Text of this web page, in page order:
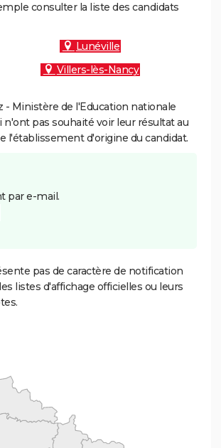
consulter la liste des candidats
Lunéville
Villers-lès-Nancy
- Ministère de l'Education nationale
pas souhaité voir leur résultat au
l'établissement d'origine du candidat.
par e-mail.
pas de caractère de notification
listes d'affichage officielles ou leurs